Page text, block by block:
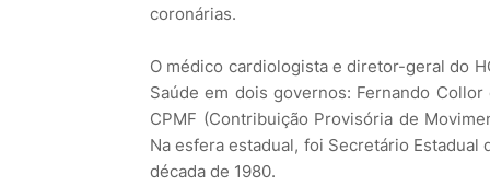
coronárias.
O médico cardiologista e diretor-geral do
Saúde em dois governos: Fernando
CPMF (Contribuição Provisória de
Na esfera estadual, foi Secretário
década de 1980.